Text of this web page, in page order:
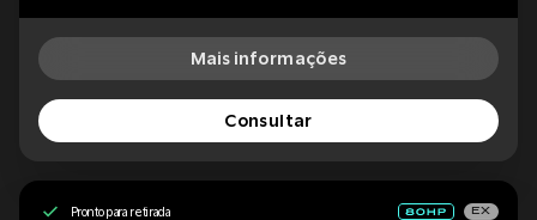
Mais informações
Consultar
Pronto para retirada EX